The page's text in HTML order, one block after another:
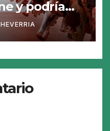
y podría
para